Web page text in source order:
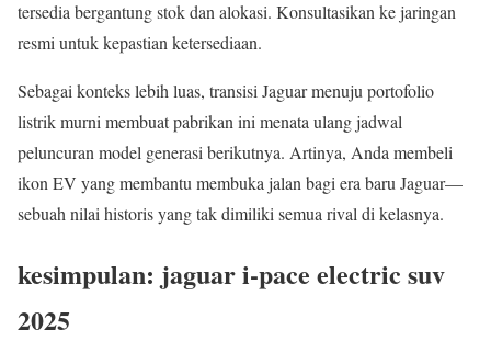
tersedia bergantung stok dan alokasi. Konsultasikan ke jaringan
resmi untuk kepastian ketersediaan.
Sebagai konteks lebih luas, transisi Jaguar menuju portofolio
listrik murni membuat pabrikan ini menata ulang jadwal
peluncuran model generasi berikutnya. Artinya, Anda membeli
ikon EV yang membantu membuka jalan bagi era baru Jaguar—
sebuah nilai historis yang tak dimiliki semua rival di kelasnya.
kesimpulan: jaguar i-pace electric suv
2025